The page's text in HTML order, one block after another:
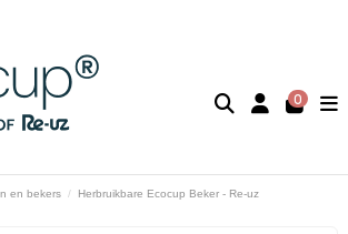
0
en bekers Herbruikbare Ecocup Beker - Re-uz